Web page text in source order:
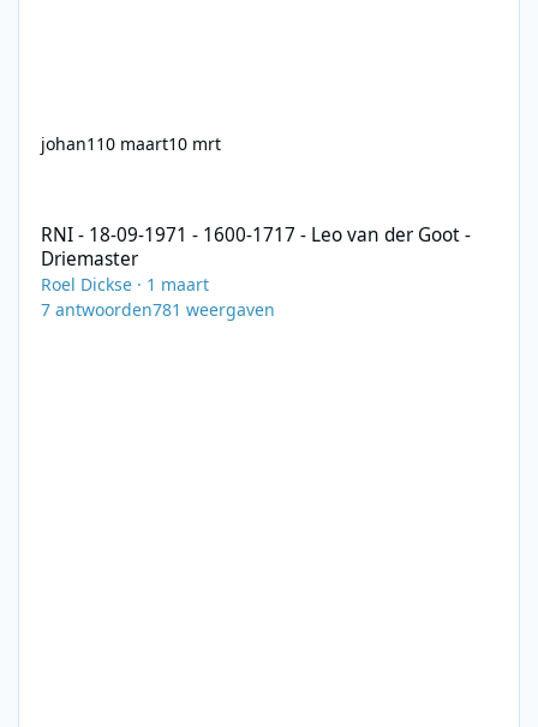
johan1 10 maart10 mrt
RNI - 18-09-1971 - 1600-1717 - Leo van der Goot -
Driemaster
Roel Dickse · 1 maart
7 antwoorden781 weergaven